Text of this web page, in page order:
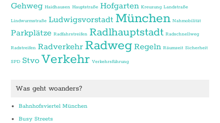
Gehweg Haidhausen Hauptstraße Hofgarten Kreuzung Landstraße
Lindwurmstraße Ludwigsvorstadt München Nahmobilität
Parkplätze Radfahrstreifen Radlhauptstadt Radschnellweg
Radstreifen Radverkehr Radweg Regeln Räumzeit Sicherheit
SPD Stvo Verkehr Verkehrsführung
Was geht woanders?
Bahnhofsviertel München
Busy Streets